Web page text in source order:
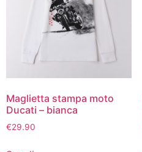
Maglietta stampa moto
Ducati – bianca
€29.90